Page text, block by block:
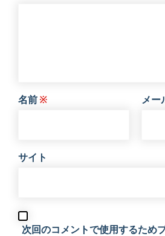
名前 ※ メー
サイト
次回のコメントで使用するため